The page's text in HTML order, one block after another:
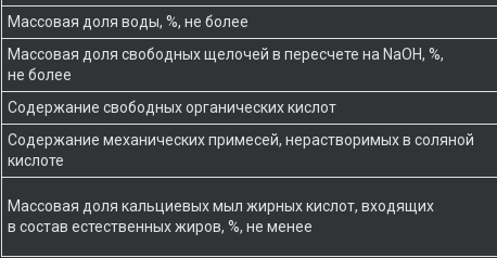
Массовая доля воды, %, не более
Массовая доля свободных щелочей в пересчете на NaOH, %,
не более
Содержание свободных органических кислот
Содержание механических примесей, нерастворимых в соляной
кислоте
Массовая доля кальциевых мыл жирных кислот, входящих
в состав естественных жиров, %, не менее